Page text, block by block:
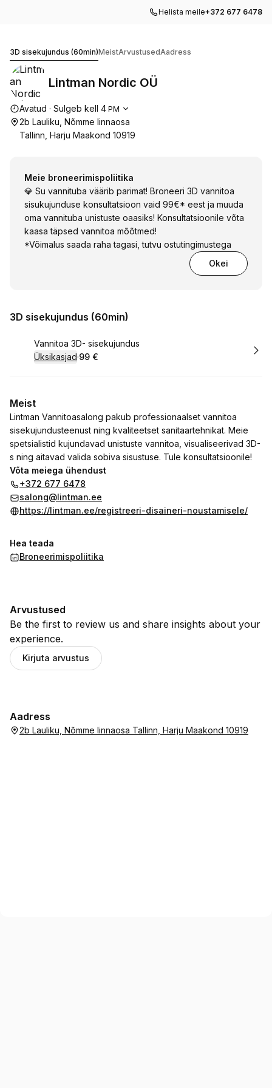
Helista meile+372 677 6478
3D sisekujundus (60min)MeistArvustusedAadress
Lintman Nordic OÜ
Lahtiolekuajad
Avatud · Sulgeb kell 4 PM
2b Lauliku, Nõmme linnaosa
Tallinn, Harju Maakond 10919
Meie broneerimispoliitika
💎 Su vannituba väärib parimat! Broneeri 3D vannitoa
sisukujunduse konsultatsioon vaid 99€* eest ja muuda
oma vannituba unistuste oaasiks! Konsultatsioonile võta
kaasa täpsed vannitoa mõõtmed!
*Võimalus saada raha tagasi, tutvu ostutingimustega
Okei
3D sisekujundus (60min)
Broneeri
Vannitoa 3D- sisekujundus
Üksikasjad·
.Hind
99 €
Meist
Lintman Vannitoasalong pakub professionaalset vannitoa
sisekujundusteenust ning kvaliteetset sanitaartehnikat. Meie
spetsialistid kujundavad unistuste vannitoa, visualiseerivad 3D-
s ning aitavad valida sobiva sisustuse. Tule konsultatsioonile!
Võta meiega ühendust
+372 677 6478
salong@lintman.ee
https://lintman.ee/registreeri-disaineri-noustamisele/
Hea teada
Broneerimispoliitika
Arvustused
Be the first to review us and share insights about your
experience.
Kirjuta arvustus
Aadress
2b Lauliku, Nõmme linnaosa Tallinn, Harju Maakond 10919